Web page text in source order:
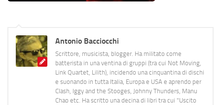
Antonio Bacciocchi
Scrittore, musicista, blogger. Ha militato come
batterista in una ventina di gruppi (tra cui Not Moving,
Link Quartet, Lilith), incidendo una cinquantina di dischi
e suonando in tutta Italia, Europa e USA e aprendo per
Clash, Iggy and the Stooges, Johnny Thunders, Manu
Chao etc. Ha scritto una decina di libri tra cui "Uscito